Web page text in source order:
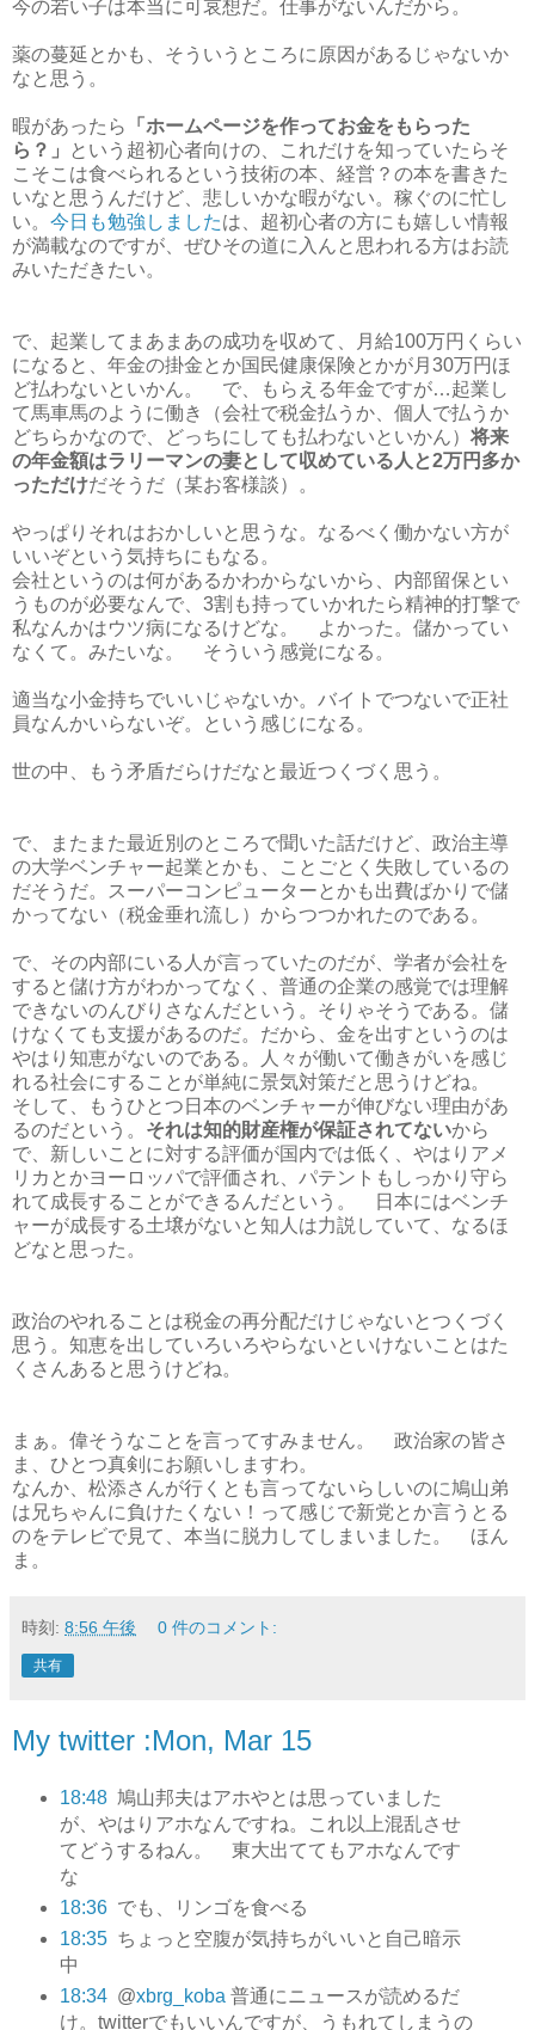
今の若い子は本当に可哀想だ。仕事がないんだから。
薬の蔓延とかも、そういうところに原因があるじゃないか
なと思う。
暇があったら
「ホームページを作ってお金をもらった
ら？」
という超初心者向けの、これだけを知っていたらそ
こそこは食べられるという技術の本、経営？の本を書きた
いなと思うんだけど、悲しいかな暇がない。稼ぐのに忙し
い。 今日も勉強しましたは、超初心者の方にも嬉しい情報
が満載なのですが、ぜひその道に入んと思われる方はお読
みいただきたい。
で、起業してまあまあの成功を収めて、月給100万円くらい
になると、年金の掛金とか国民健康保険とかが月30万円ほ
ど払わないといかん。 で、もらえる年金ですが…起業し
て馬車馬のように働き（会社で税金払うか、個人で払うか
どちらかなので、どっちにしても払わないといかん） 将来
の年金額はラリーマンの妻として収めている人と2万円多か
っただけだそうだ（某お客様談）。
やっぱりそれはおかしいと思うな。なるべく働かない方が
いいぞという気持ちにもなる。
会社というのは何があるかわからないから、内部留保とい
うものが必要なんで、3割も持っていかれたら精神的打撃で
私なんかはウツ病になるけどな。 よかった。儲かってい
なくて。みたいな。 そういう感覚になる。
適当な小金持ちでいいじゃないか。バイトでつないで正社
員なんかいらないぞ。という感じになる。
世の中、もう矛盾だらけだなと最近つくづく思う。
で、またまた最近別のところで聞いた話だけど、政治主導
の大学ベンチャー起業とかも、ことごとく失敗しているの
だそうだ。スーパーコンピューターとかも出費ばかりで儲
かってない（税金垂れ流し）からつつかれたのである。
で、その内部にいる人が言っていたのだが、学者が会社を
すると儲け方がわかってなく、普通の企業の感覚では理解
できないのんびりさなんだという。そりゃそうである。儲
けなくても支援があるのだ。だから、金を出すというのは
やはり知恵がないのである。人々が働いて働きがいを感じ
れる社会にすることが単純に景気対策だと思うけどね。
そして、もうひとつ日本のベンチャーが伸びない理由があ
るのだという。 それは知的財産権が保証されてないから
で、新しいことに対する評価が国内では低く、やはりアメ
リカとかヨーロッパで評価され、パテントもしっかり守ら
れて成長することができるんだという。 日本にはベンチ
ャーが成長する土壌がないと知人は力説していて、なるほ
どなと思った。
政治のやれることは税金の再分配だけじゃないとつくづく
思う。知恵を出していろいろやらないといけないことはた
くさんあると思うけどね。
まぁ。偉そうなことを言ってすみません。 政治家の皆さ
ま、ひとつ真剣にお願いしますわ。
なんか、松添さんが行くとも言ってないらしいのに鳩山弟
は兄ちゃんに負けたくない！って感じで新党とか言うとる
のをテレビで見て、本当に脱力してしまいました。 ほん
ま。
時刻: 8:56 午後 0 件のコメント:
共有
My twitter :Mon, Mar 15
18:48 鳩山邦夫はアホやとは思っていました
が、やはりアホなんですね。これ以上混乱させ
てどうするねん。 東大出ててもアホなんです
な
18:36 でも、リンゴを食べる
18:35 ちょっと空腹が気持ちがいいと自己暗示
中
18:34 @xbrg_koba 普通にニュースが読めるだ
け。twitterでもいいんですが、うもれてしまうの